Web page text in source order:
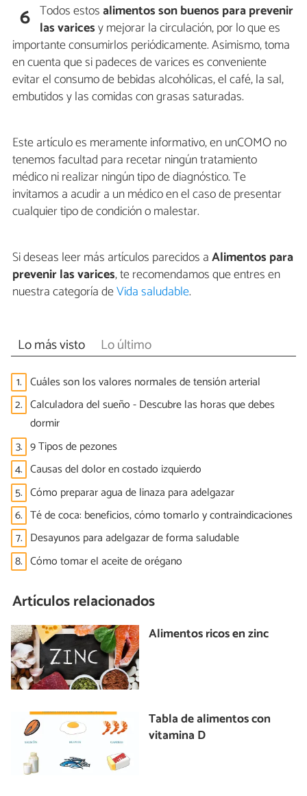
6 Todos estosalimentos son buenos para prevenir
las varicesy mejorar la circulación, por lo que es
importante consumirlos periódicamente. Asimismo, toma
en cuenta que si padeces de varices es conveniente
evitar el consumo de bebidas alcohólicas, el café, la sal,
embutidos y las comidas con grasas saturadas.
Este artículo es meramente informativo, en unCOMO no
tenemos facultad para recetar ningún tratamiento
médico ni realizar ningún tipo de diagnóstico. Te
invitamos a acudir a un médico en el caso de presentar
cualquier tipo de condición o malestar.
Si deseas leer más artículos parecidos aAlimentos para
prevenir las varices, te recomendamos que entres en
nuestra categoría deVida saludable.
Lo más visto Lo último
1. Cuáles son los valores normales de tensión arterial
2. Calculadora del sueño - Descubre las horas que debes
dormir
3. 9 Tipos de pezones
4. Causas del dolor en costado izquierdo
5. Cómo preparar agua de linaza para adelgazar
6. Té de coca: beneficios, cómo tomarlo y contraindicaciones
7. Desayunos para adelgazar de forma saludable
8. Cómo tomar el aceite de orégano
Artículos relacionados
Alimentos ricos en zinc
Tabla de alimentos con
vitamina D